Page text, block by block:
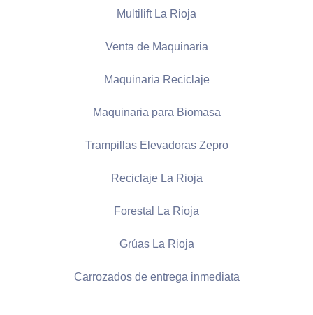
Multilift La Rioja
Venta de Maquinaria
Maquinaria Reciclaje
Maquinaria para Biomasa
Trampillas Elevadoras Zepro
Reciclaje La Rioja
Forestal La Rioja
Grúas La Rioja
Carrozados de entrega inmediata